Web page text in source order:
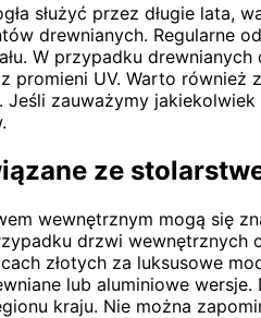
służyć przez długie lata,
drewnianych. Regularne
W przypadku
promieni UV. Warto
Jeśli zauważymy
ze
wewnętrznym mogą się
drzwi wewnętrznych
złotych za luksusowe
lub aluminiowe
kraju. Nie można